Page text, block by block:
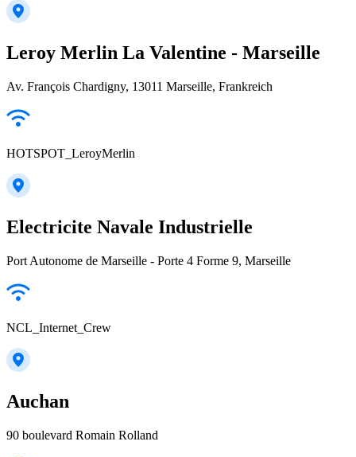
Leroy Merlin La Valentine - Marseille
Av. François Chardigny, 13011 Marseille, Frankreich
HOTSPOT_LeroyMerlin
Electricite Navale Industrielle
Port Autonome de Marseille - Porte 4 Forme 9, Marseille
NCL_Internet_Crew
Auchan
90 boulevard Romain Rolland